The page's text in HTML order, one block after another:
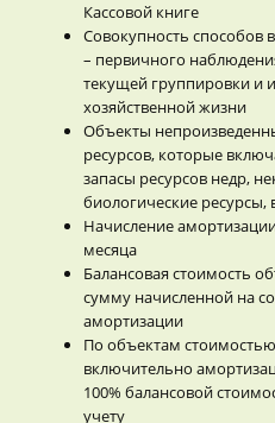
Кассовой книге
Совокупность способов
– первичного
текущей группировки и
хозяйственной жизни
Объекты
ресурсов, которые
запасы ресурсов недр,
биологические ресурсы,
Начисление
месяца
Балансовая стоимость
сумму начисленной на
амортизации
По объектам стоимостью
включительно
100% балансовой
учету